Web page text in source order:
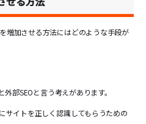
増加させる方法にはどのような手段が
部SEOと言う考えがあります。
サイトを正しく認識してもらうための